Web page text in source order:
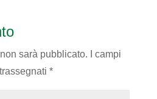
sarà pubblicato.
I campi
*